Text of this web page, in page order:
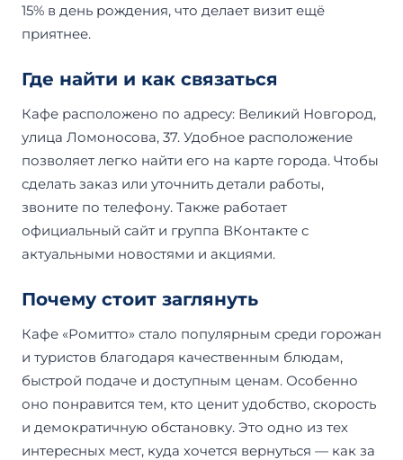
15% в день рождения, что делает визит ещё
приятнее.
Где найти и как связаться
Кафе расположено по адресу: Великий Новгород,
улица Ломоносова, 37. Удобное расположение
позволяет легко найти его на карте города. Чтобы
сделать заказ или уточнить детали работы,
звоните по телефону. Также работает
официальный сайт и группа ВКонтакте с
актуальными новостями и акциями.
Почему стоит заглянуть
Кафе «Ромитто» стало популярным среди горожан
и туристов благодаря качественным блюдам,
быстрой подаче и доступным ценам. Особенно
оно понравится тем, кто ценит удобство, скорость
и демократичную обстановку. Это одно из тех
интересных мест, куда хочется вернуться — как за